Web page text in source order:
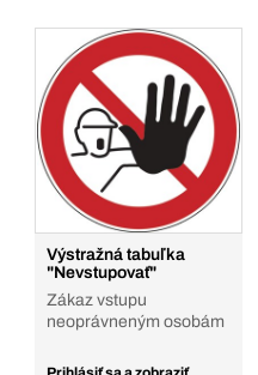
Výstražná tabuľka
"Nevstupovať"
Zákaz vstupu
neoprávneným osobám